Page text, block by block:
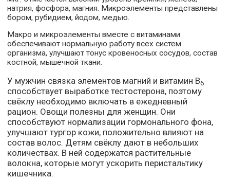
натрия, фосфора, магния. Микроэлементы представлены
бором, рубидием, йодом, медью.
Макро и микроэлементы вместе с витаминами
обеспечивают нормальную работу всех систем
организма, улучшают тонус кровеносных сосудов, состав
костной, мышечной ткани.
У мужчин связка элементов магний и витамин В6
способствует выработке тестостерона, поэтому
свёклу необходимо включать в ежедневный
рацион. Овощи полезны для женщин. Они
способствуют нормализации гормонального фона,
улучшают тургор кожи, положительно влияют на
состав волос. Детям свёклу дают в небольших
количествах. В ней содержатся растительные
волокна, которые могут ускорить перистальтику
кишечника.